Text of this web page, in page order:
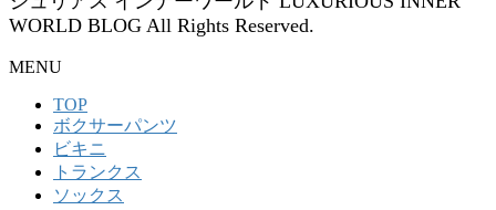
WORLD BLOG All Rights Reserved.
MENU
TOP
ボクサーパンツ
ビキニ
トランクス
ソックス